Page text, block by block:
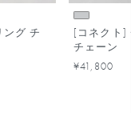
[コネクト]
チェーン
¥41,800